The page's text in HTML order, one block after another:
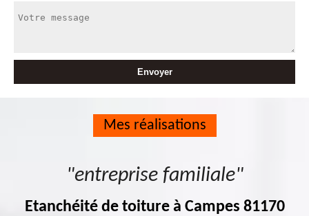
Mes réalisations
"entreprise familiale"
Etanchéité de toiture à Campes 81170